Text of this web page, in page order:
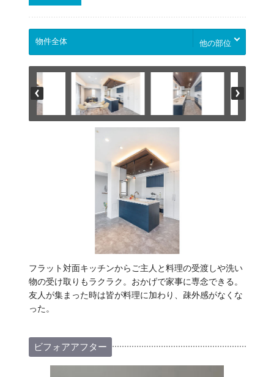
他の部位
フラット対面キッチンからご主人と料理の受渡しや洗い
物の受け取りもラクラク。おかげで家事に専念できる。
友人が集まった時は皆が料理に加わり、疎外感がなくな
った。
ビフォアアフター